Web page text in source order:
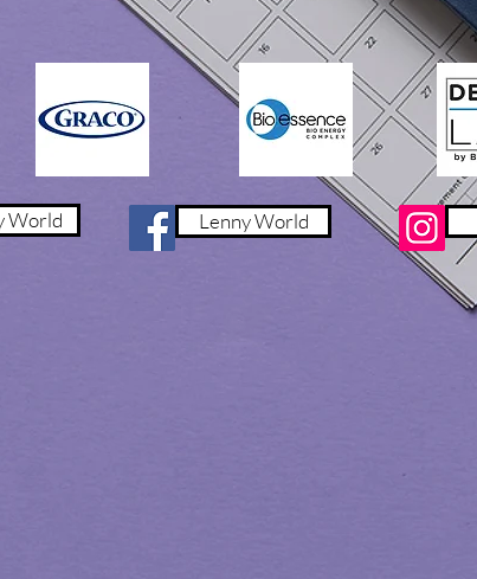
此而有所不同。
World Lenny World